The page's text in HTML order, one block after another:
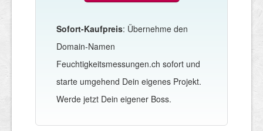
Sofort-Kaufpreis: Übernehme den
Domain-Namen
Feuchtigkeitsmessungen.ch sofort und
starte umgehend Dein eigenes Projekt.
Werde jetzt Dein eigener Boss.